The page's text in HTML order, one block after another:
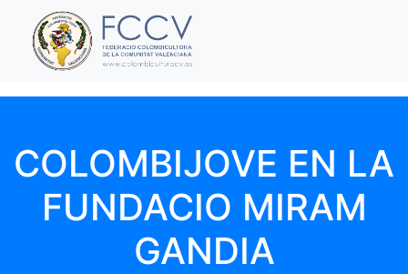
COLOMBIJOVE EN LA
FUNDACIO MIRAM
GANDIA